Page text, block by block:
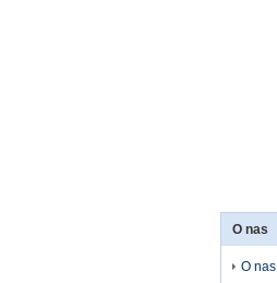
O nas
O nas